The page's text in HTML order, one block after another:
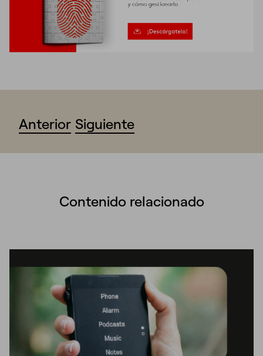
Anterior Siguiente
Contenido relacionado